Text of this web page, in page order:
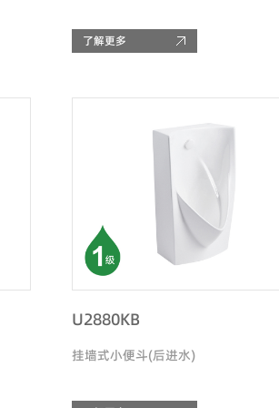
了解更多
U2880KB
挂墙式小便斗(后进水)